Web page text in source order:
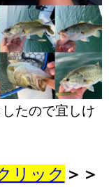
たので宜しけ
リック ＞＞